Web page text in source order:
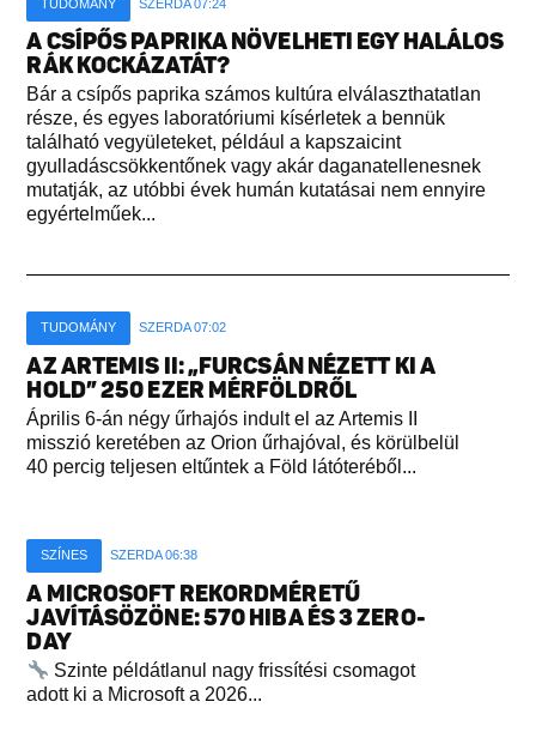
TUDOMÁNY SZERDA 07:24
A CSÍPŐS PAPRIKA NÖVELHETI EGY HALÁLOS
RÁK KOCKÁZATÁT?
Bár a csípős paprika számos kultúra elválaszthatatlan
része, és egyes laboratóriumi kísérletek a bennük
található vegyületeket, például a kapszaicint
gyulladáscsökkentőnek vagy akár daganatellenesnek
mutatják, az utóbbi évek humán kutatásai nem ennyire
egyértelműek...
TUDOMÁNY SZERDA 07:02
AZ ARTEMIS II: „FURCSÁN NÉZETT KI A
HOLD” 250 EZER MÉRFÖLDRŐL
Április 6-án négy űrhajós indult el az Artemis II
misszió keretében az Orion űrhajóval, és körülbelül
40 percig teljesen eltűntek a Föld látóteréből...
SZÍNES SZERDA 06:38
A MICROSOFT REKORDMÉRETŰ
JAVÍTÁSÖZÖNE: 570 HIBA ÉS 3 ZERO-
DAY
Szinte példátlanul nagy frissítési csomagot
adott ki a Microsoft a 2026...